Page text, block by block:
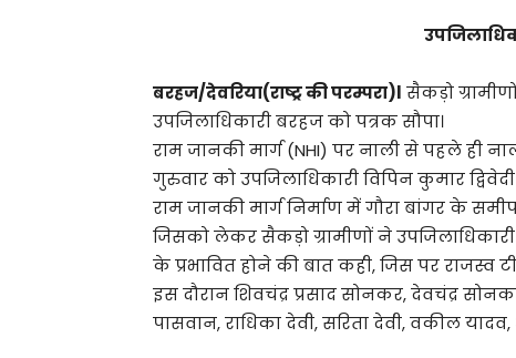
बरहज/देवरिया(राष्ट्र की परम्परा)l सैकड़ो
उपजिलाधिकारी बरहज को पत्रक सौपा।
राम जानकी मार्ग (NHI) पर नाली से पहले ही
गुरुवार को उपजिलाधिकारी विपिन कुमार
राम जानकी मार्ग निर्माण में गौरा बांगर के
जिसको लेकर सैकड़ो ग्रामीणों ने
के प्रभावित होने की बात कही, जिस पर राजस्व
इस दौरान शिवचंद्र प्रसाद सोनकर, देवचंद्र
पासवान, राधिका देवी, सरिता देवी, वकील